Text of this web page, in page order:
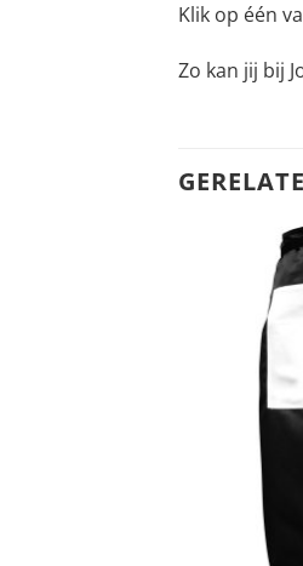
Klik op één
Zo kan jij bij